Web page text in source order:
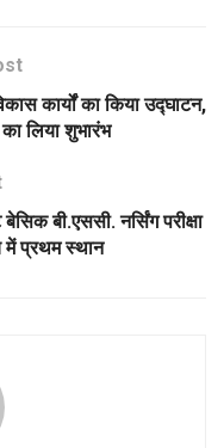
कार्यों का किया उद्घाटन,
लिया शुभारंभ
बी.एससी. नर्सिंग परीक्षा
में प्रथम स्थान